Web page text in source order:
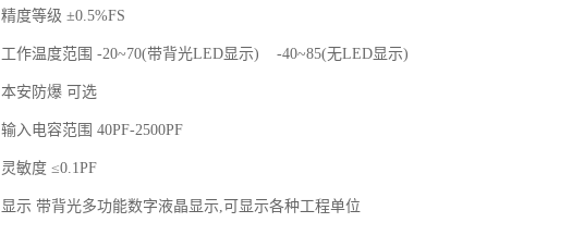
精度等级 ±0.5%FS
工作温度范围 -20~70(带背光LED显示) -40~85(无LED显示)
本安防爆 可选
输入电容范围 40PF-2500PF
灵敏度 ≤0.1PF
显示 带背光多功能数字液晶显示,可显示各种工程单位